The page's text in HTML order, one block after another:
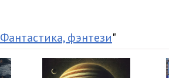
Фантастика, фэнтези"